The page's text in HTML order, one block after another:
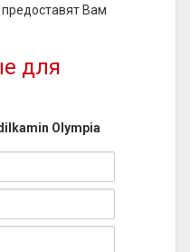
Вам
для
Olympia